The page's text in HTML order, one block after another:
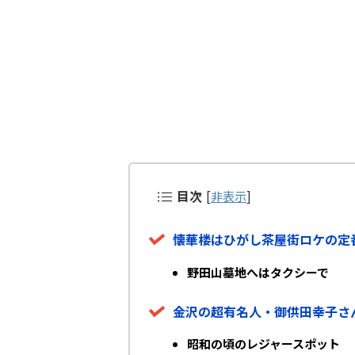
目次 [非表示]
懐華楼はひがし茶屋街ロケの定
野田山墓地へはタクシーで
金沢の超有名人・御供田幸子さ
昭和の頃のレジャースポット